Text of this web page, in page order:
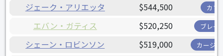
ジェーク・アリエッタ $544,500 カブ
エバン・ガティス $520,250 ブレー
シェーン・ロビンソン $519,000 カージ